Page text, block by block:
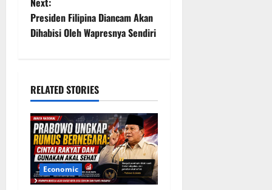
t
v
i
g
a
Presiden Filipina Diancam Akan
Dihabisi Oleh Wapresnya Sendiri
RELATED STORIES
Economic